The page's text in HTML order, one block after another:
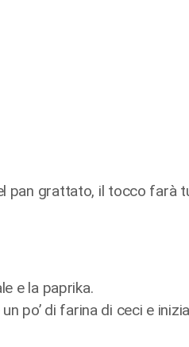
pan grattato, il tocco farà
e la paprika.
po’ di farina di ceci e